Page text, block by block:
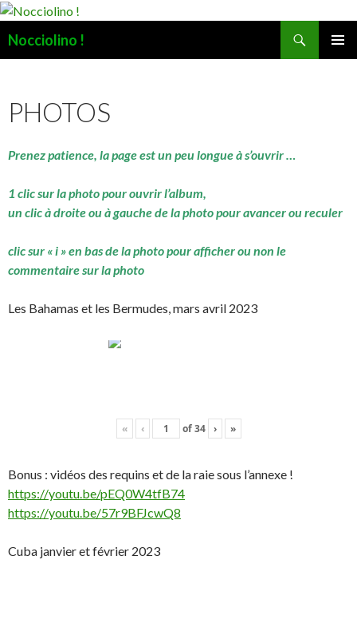
Nocciolino !
PHOTOS
Prenez patience, la page est un peu longue à s’ouvrir …
1 clic sur la photo pour ouvrir l’album,
un clic à droite ou à gauche de la photo pour avancer ou reculer
clic sur « i » en bas de la photo pour afficher ou non le
commentaire sur la photo
Les Bahamas et les Bermudes, mars avril 2023
« ‹ of34 › »
Bonus : vidéos des requins et de la raie sous l’annexe !
https://youtu.be/pEQ0W4tfB74
https://youtu.be/57r9BFJcwQ8
Cuba janvier et février 2023